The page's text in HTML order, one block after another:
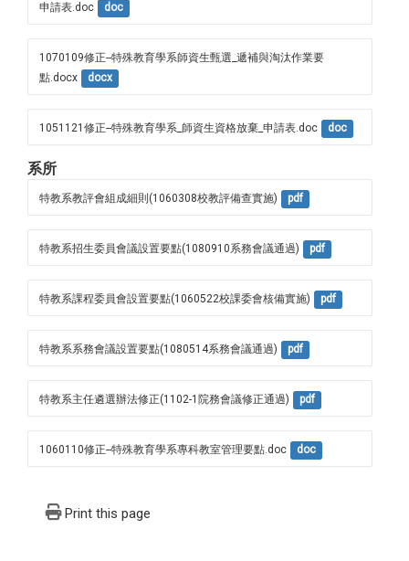
申請表.doc
doc
1070109修正--特殊教育學系師資生甄選_遞補與淘汰作業要
點.docx
docx
1051121修正--特殊教育學系_師資生資格放棄_申請表.doc doc
系所
特教系教評會組成細則(1060308校教評備查實施) pdf
特教系招生委員會議設置要點(1080910系務會議通過) pdf
特教系課程委員會設置要點(1060522校課委會核備實施) pdf
特教系系務會議設置要點(1080514系務會議通過) pdf
特教系主任遴選辦法修正(1102-1院務會議修正通過) pdf
1060110修正--特殊教育學系專科教室管理要點.doc doc
Print this page